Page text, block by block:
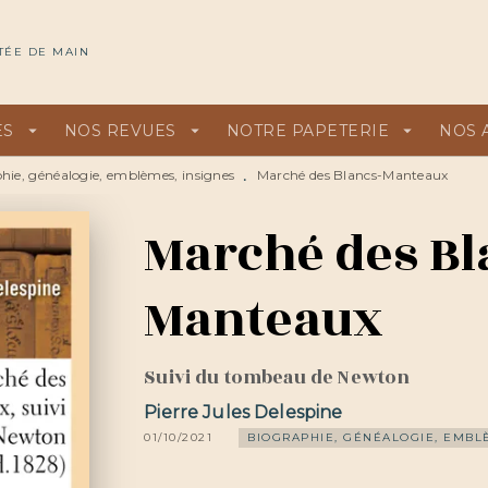
DE MAIN
arrow_drop_down NOS REVUES arrow_drop_down NOTRE PAPETERIE arrow_drop_down NOS
généalogie, emblèmes, insignes • Marché des Blancs-Manteaux
Marché des
Manteaux
Suivi du tombeau de Newton
Pierre Jules Delespine
01/10/2021 BIOGRAPHIE, GÉNÉALOGIE,